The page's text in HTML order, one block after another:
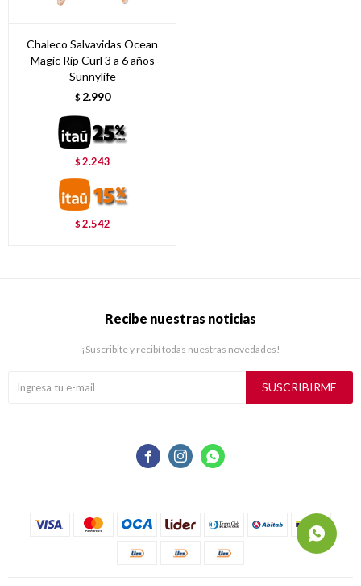
Chaleco Salvavidas Ocean
Magic Rip Curl 3 a 6 años
Sunnylife
$ 2.990
$2.243
$2.542
  
Recibe nuestras noticias
¡Suscribite y recibí todas nuestras novedades!
SUSCRIBIRME